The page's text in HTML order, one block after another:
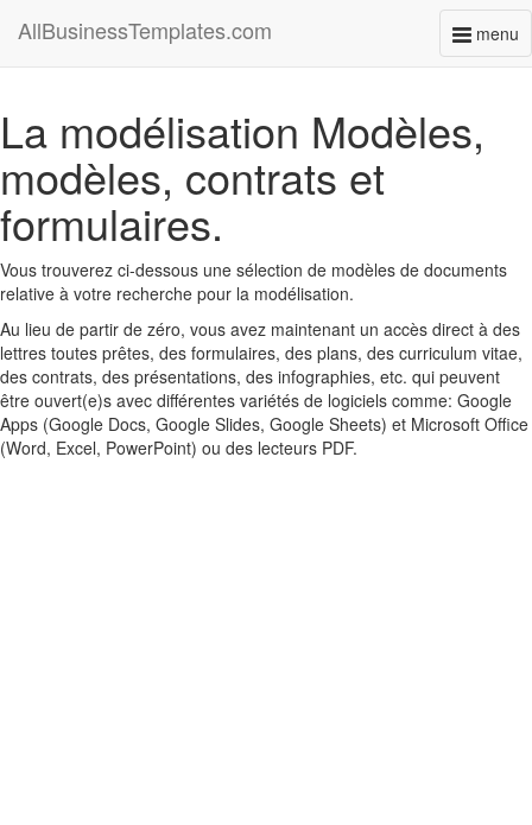
menu
AllBusinessTemplates.com
La modélisation Modèles,
modèles, contrats et
formulaires.
Vous trouverez ci-dessous une sélection de modèles de documents
relative à votre recherche pour la modélisation.
Au lieu de partir de zéro, vous avez maintenant un accès direct à des
lettres toutes prêtes, des formulaires, des plans, des curriculum vitae,
des contrats, des présentations, des infographies, etc. qui peuvent
être ouvert(e)s avec différentes variétés de logiciels comme: Google
Apps (Google Docs, Google Slides, Google Sheets) et Microsoft Office
(Word, Excel, PowerPoint) ou des lecteurs PDF.